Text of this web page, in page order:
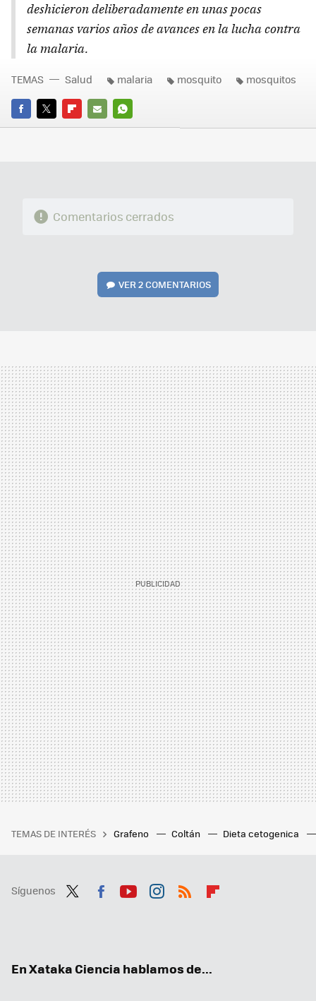
deshicieron deliberadamente en unas pocas
semanas varios años de avances en la lucha contra
la malaria.
FACEBOOK
TWITTERFLIPBOARD
E-
WHATSAPP
TEMAS Salud malaria mosquito mosquitos
Comentarios cerrados
VER2 COMENTARIOS
TEMAS DE INTERÉS Grafeno Coltán Dieta cetogenica
Síguenos
En Xataka Ciencia hablamos de...